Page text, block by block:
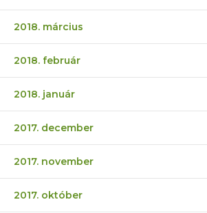
2018. március
2018. február
2018. január
2017. december
2017. november
2017. október